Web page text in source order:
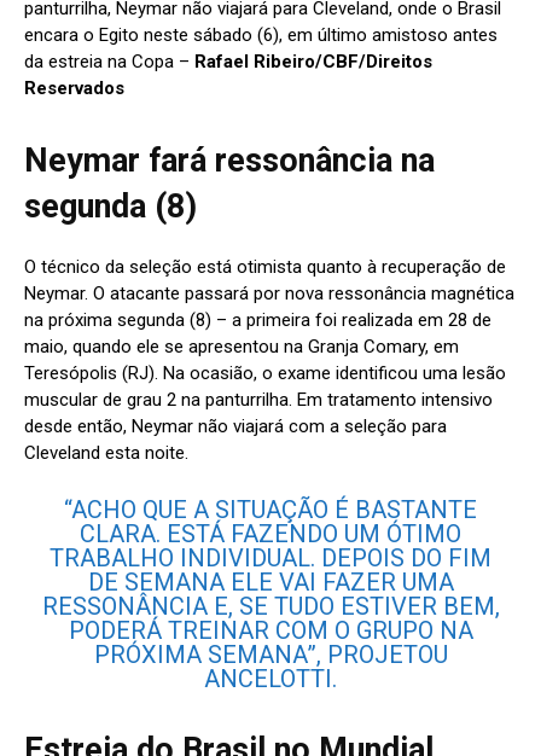
panturrilha, Neymar não viajará para Cleveland, onde o Brasil
encara o Egito neste sábado (6), em último amistoso antes
da estreia na Copa – Rafael Ribeiro/CBF/Direitos
Reservados
Neymar fará ressonância na
segunda (8)
O técnico da seleção está otimista quanto à recuperação de
Neymar. O atacante passará por nova ressonância magnética
na próxima segunda (8) – a primeira foi realizada em 28 de
maio, quando ele se apresentou na Granja Comary, em
Teresópolis (RJ). Na ocasião, o exame identificou uma lesão
muscular de grau 2 na panturrilha. Em tratamento intensivo
desde então, Neymar não viajará com a seleção para
Cleveland esta noite.
“ACHO QUE A SITUAÇÃO É BASTANTE
CLARA. ESTÁ FAZENDO UM ÓTIMO
TRABALHO INDIVIDUAL. DEPOIS DO FIM
DE SEMANA ELE VAI FAZER UMA
RESSONÂNCIA E, SE TUDO ESTIVER BEM,
PODERÁ TREINAR COM O GRUPO NA
PRÓXIMA SEMANA”, PROJETOU
ANCELOTTI.